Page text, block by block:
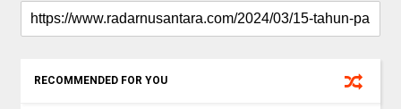
RECOMMENDED FOR YOU